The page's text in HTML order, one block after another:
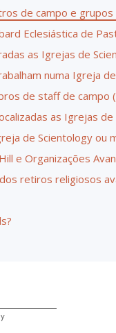
de campo e
Eclesiástica de
as Igrejas de
numa Igreja
de staff de campo
as Igrejas de
de Scientology ou
e Organizações
retiros religiosos